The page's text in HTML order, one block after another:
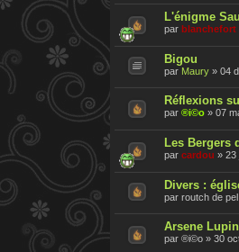
L'énigme
par blanchefort
Bigou
par Maury » 04
Réflexions
par ®i©o » 07
Les Bergers
par cardou » 23
Divers :
par routch de pel
Arsene
par ®i©o » 30